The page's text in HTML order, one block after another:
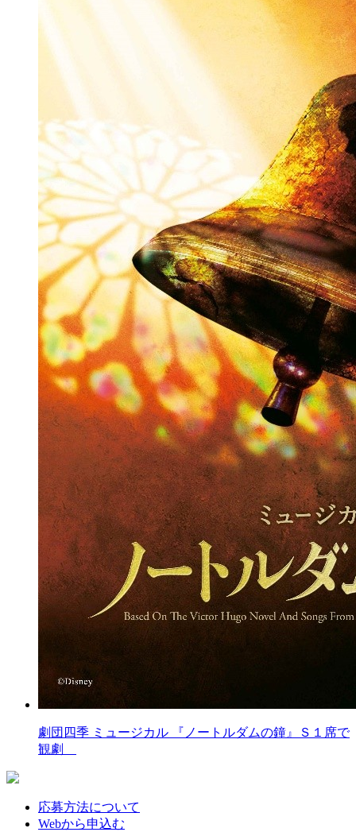
劇団四季 ミュージカル 『ノートルダムの鐘』Ｓ１席で
観劇
応募方法について
Webから申込む